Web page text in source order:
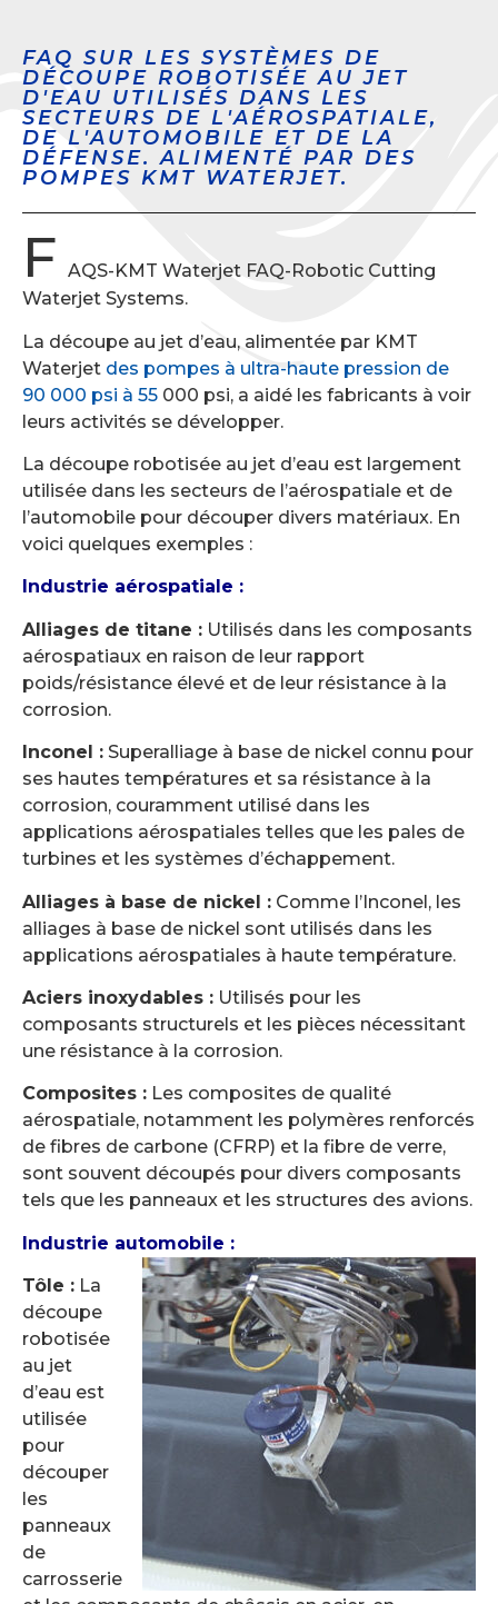
FAQ SUR LES SYSTÈMES DE
DÉCOUPE ROBOTISÉE AU JET
D'EAU UTILISÉS DANS LES
SECTEURS DE L'AÉROSPATIALE,
DE L'AUTOMOBILE ET DE LA
DÉFENSE. ALIMENTÉ PAR DES
POMPES KMT WATERJET.
F AQS-KMT Waterjet FAQ-Robotic Cutting
Waterjet Systems.
La découpe au jet d’eau, alimentée par KMT
Waterjet des pompes à ultra-haute pression de
90 000 psi à 55 000 psi, a aidé les fabricants à voir
leurs activités se développer.
La découpe robotisée au jet d’eau est largement
utilisée dans les secteurs de l’aérospatiale et de
l’automobile pour découper divers matériaux. En
voici quelques exemples :
Industrie aérospatiale :
Alliages de titane : Utilisés dans les composants
aérospatiaux en raison de leur rapport
poids/résistance élevé et de leur résistance à la
corrosion.
Inconel : Superalliage à base de nickel connu pour
ses hautes températures et sa résistance à la
corrosion, couramment utilisé dans les
applications aérospatiales telles que les pales de
turbines et les systèmes d’échappement.
Alliages à base de nickel : Comme l’Inconel, les
alliages à base de nickel sont utilisés dans les
applications aérospatiales à haute température.
Aciers inoxydables : Utilisés pour les
composants structurels et les pièces nécessitant
une résistance à la corrosion.
Composites : Les composites de qualité
aérospatiale, notamment les polymères renforcés
de fibres de carbone (CFRP) et la fibre de verre,
sont souvent découpés pour divers composants
tels que les panneaux et les structures des avions.
Industrie automobile :
Tôle : La
découpe
robotisée
au jet
d’eau est
utilisée
pour
découper
les
panneaux
de
carrosserie